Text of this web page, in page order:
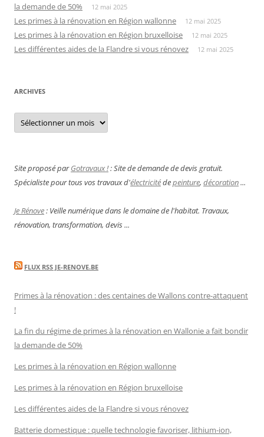
la demande de 50%
12 mai 2025
Les primes à la rénovation en Région wallonne 12 mai 2025
Les primes à la rénovation en Région bruxelloise 12 mai 2025
Les différentes aides de la Flandre si vous rénovez 12 mai 2025
ARCHIVES
Archives
Site proposé parGotravaux !: Site de demande de devis gratuit.
Spécialiste pour tous vos travaux d'électricitédepeinture, décoration...
Je Rénove: Veille numérique dans le domaine de l'habitat. Travaux,
rénovation, transformation, devis ...
FLUX RSS JE-RENOVE.BE
Primes à la rénovation : des centaines de Wallons contre-attaquent
!
La fin du régime de primes à la rénovation en Wallonie a fait bondir
la demande de 50%
Les primes à la rénovation en Région wallonne
Les primes à la rénovation en Région bruxelloise
Les différentes aides de la Flandre si vous rénovez
Batterie domestique : quelle technologie favoriser, lithium-ion,